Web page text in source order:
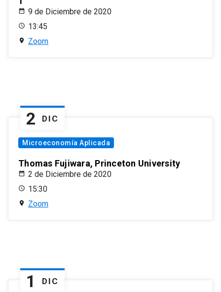
9 de Diciembre de 2020
13:45
Zoom
2 DIC
Microeconomía Aplicada
Thomas Fujiwara, Princeton University
2 de Diciembre de 2020
15:30
Zoom
1 DIC